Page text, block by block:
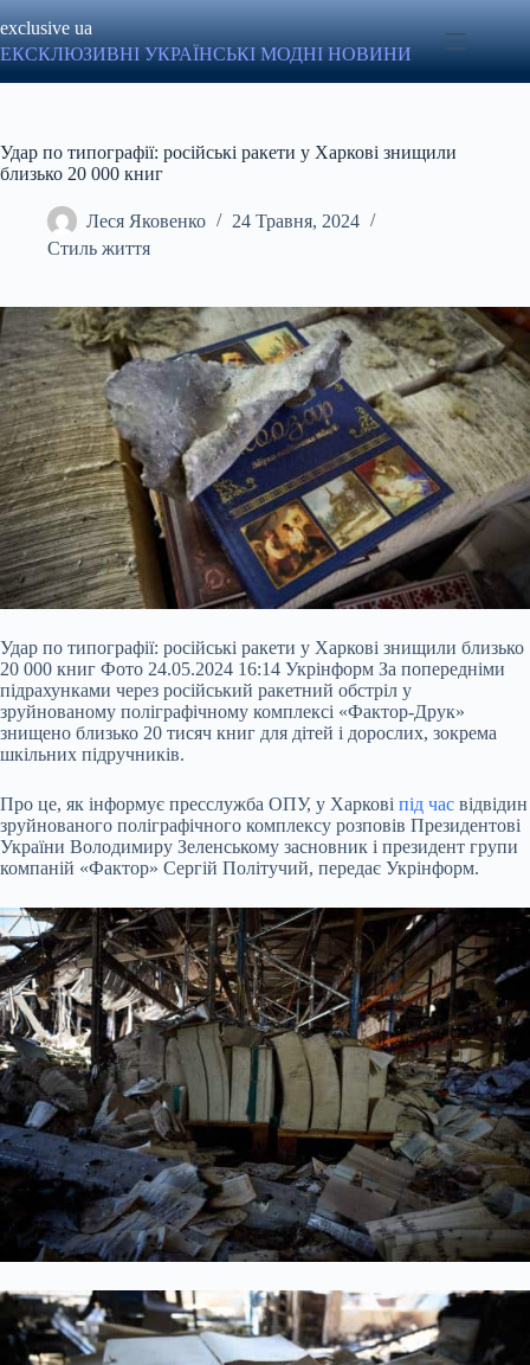
до
вмісту
exclusive ua
ЕКСКЛЮЗИВНІ УКРАЇНСЬКІ МОДНІ НОВИНИ
Удар по типографії: російські ракети у Харкові знищили
близько 20 000 книг
Леся Яковенко
24 Травня, 2024
Стиль життя
Удар по типографії: російські ракети у Харкові знищили близько
20 000 книг Фото 24.05.2024 16:14 Укрінформ За попередніми
підрахунками через російський ракетний обстріл у
зруйнованому поліграфічному комплексі «Фактор-Друк»
знищено близько 20 тисяч книг для дітей і дорослих, зокрема
шкільних підручників.
Про це, як інформує пресслужба ОПУ, у Харкові під час відвідин
зруйнованого поліграфічного комплексу розповів Президентові
України Володимиру Зеленському засновник і президент групи
компаній «Фактор» Сергій Політучий, передає Укрінформ.